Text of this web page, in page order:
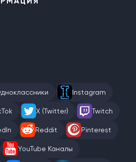
Instagram
X (Twitter) Twitch
Reddit Pinterest
YouTube Каналы